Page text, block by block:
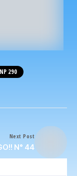
290
Next Post
N° 44